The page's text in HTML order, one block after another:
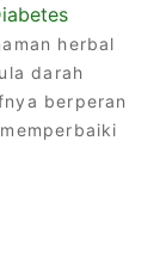
herbal
darah
berperan